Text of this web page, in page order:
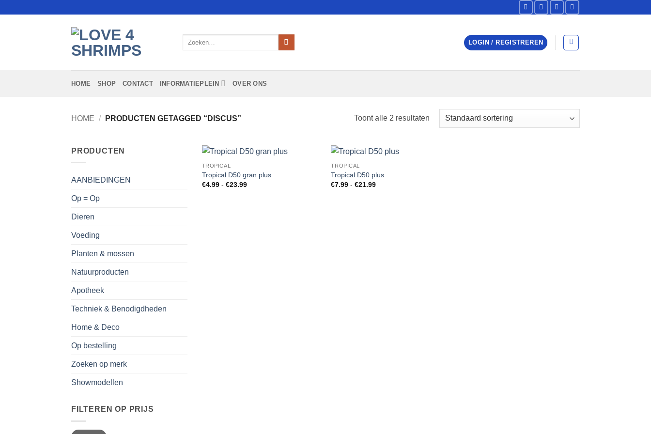
Zoeken
LOGIN / REGISTREREN
HOME SHOP CONTACT INFORMATIEPLEIN OVER ONS
HOME / PRODUCTEN GETAGGED “DISCUS” Toont alle 2 resultaten
PRODUCTEN
AANBIEDINGEN
Op = Op
Dieren
Voeding
Planten & mossen
Natuurproducten
Apotheek
Techniek & Benodigdheden
Home & Deco
Op bestelling
Zoeken op merk
Showmodellen
FILTEREN OP PRIJS
Min.
Max.
TROPICAL
Tropical D50 gran plus
€4.99 - €23.99Prijsklasse:
TROPICAL
Tropical D50 plus
€7.99 - €21.99Prijsklasse: